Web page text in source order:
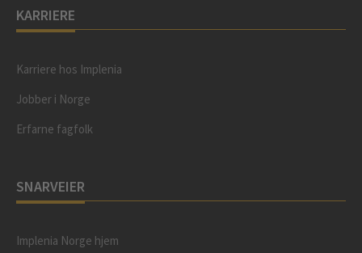
KARRIERE
Karriere hos Implenia
Jobber i Norge
Erfarne fagfolk
SNARVEIER
Implenia Norge hjem